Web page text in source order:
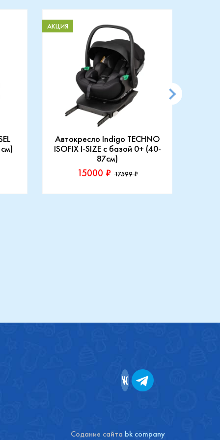
Автокресло Indigo TECHNO
ISOFIX I-SIZE c базой 0+ (40-
87см)
АКЦИЯ
15000 ₽ 17599 ₽
Производитель::
Содание сайта bk company